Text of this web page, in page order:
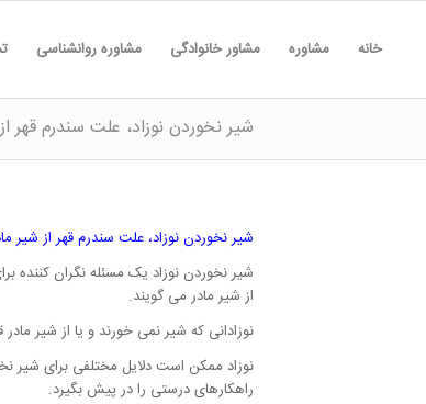
خانه مشاوره مشاور خانوادگی مشاوره روانشناسی
شیر نخوردن نوزاد، علت سندرم قهر از
شیر نخوردن نوزاد، علت سندرم قهر از شیر مادر
شیر نخوردن نوزاد یک مسئله نگران کننده
از شیر مادر می گویند.
نوزادانی که شیر نمی خورند و یا از شیر
نوزاد ممکن است دلایل مختلفی برای شیر
راهکارهای درستی را در پیش بگیرد.